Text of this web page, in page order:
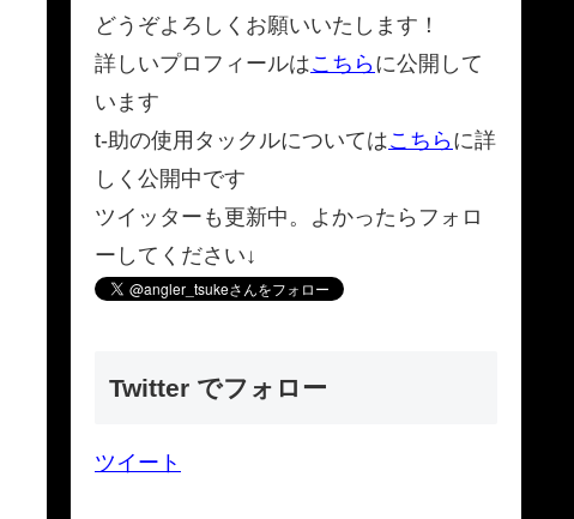
どうぞよろしくお願いいたします！
詳しいプロフィールはこちらに公開して
います
t-助の使用タックルについてはこちらに詳
しく公開中です
ツイッターも更新中。よかったらフォロ
ーしてください↓
Twitter でフォロー
ツイート